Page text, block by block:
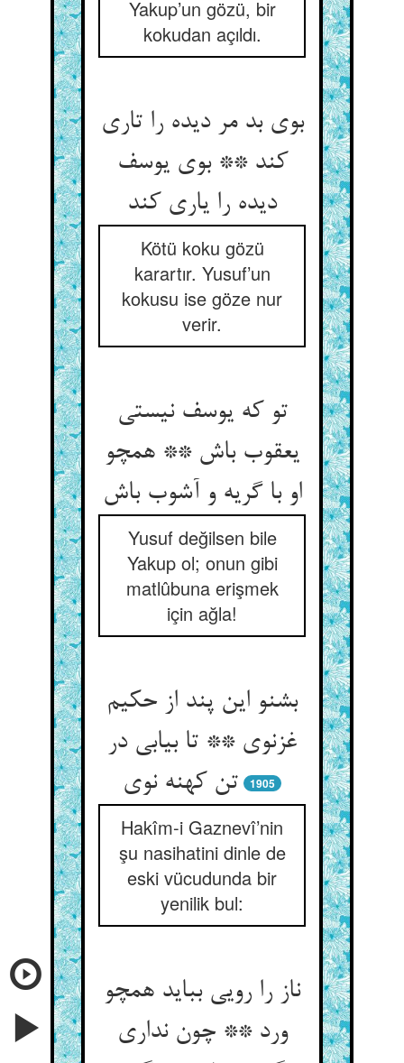
Yakup’un gözü, bir
kokudan açıldı.
بوی بد مر دیده را تاری
کند ** بوی یوسف
دیده را یاری کند
Kötü koku gözü
karartır. Yusuf’un
kokusu ise göze nur
verir.
تو که یوسف نیستی
یعقوب باش ** همچو
او با گریه و آشوب باش‌‌
Yusuf değilsen bile
Yakup ol; onun gibi
matlûbuna erişmek
için ağla!
بشنو این پند از حکیم
غزنوی ** تا بیابی در
1905
Hakîm-i Gaznevî’nin
şu nasihatini dinle de
eski vücudunda bir
yenilik bul:
ناز را رویی بباید همچو
ورد ** چون نداری